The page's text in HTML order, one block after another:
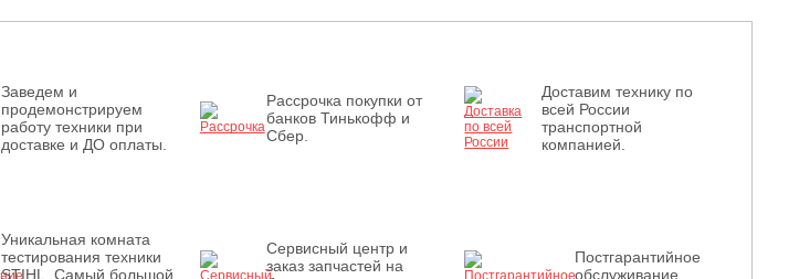
Заведем и
продемонстрируем
работу техники при
доставке и ДО оплаты.
Рассрочка покупки от
банков Тинькофф и
Сбер.
Доставим технику по
всей России
транспортной
компанией.
Уникальная комната
тестирования техники
STIHL. Самый большой
Сервисный центр и
заказ запчастей на
Постгарантийное
обслуживание